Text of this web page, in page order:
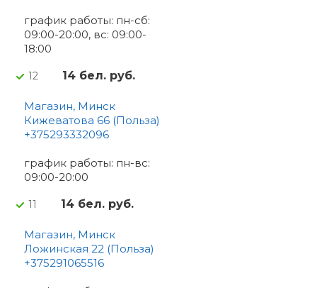
график работы: пн-сб:
09:00-20:00, вс: 09:00-
18:00
12 14 бел. руб.
Магазин, Минск
Кижеватова 66 (Польза)
+375293332096
график работы: пн-вс:
09:00-20:00
11 14 бел. руб.
Магазин, Минск
Ложинская 22 (Польза)
+375291065516